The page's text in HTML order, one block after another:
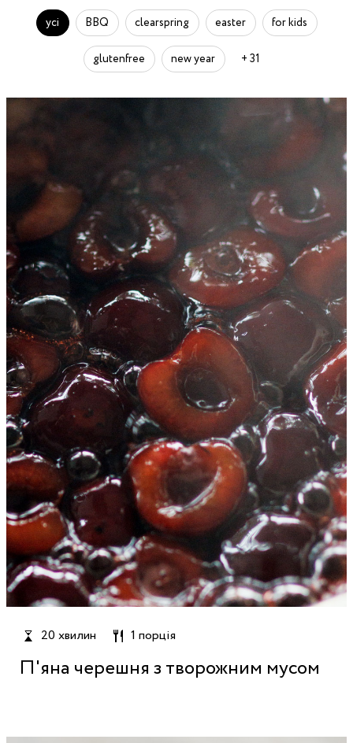
усі BBQ clearspring easter for kids
glutenfree new year + 31
20 хвилин 1 порція
П'яна черешня з творожним мусом